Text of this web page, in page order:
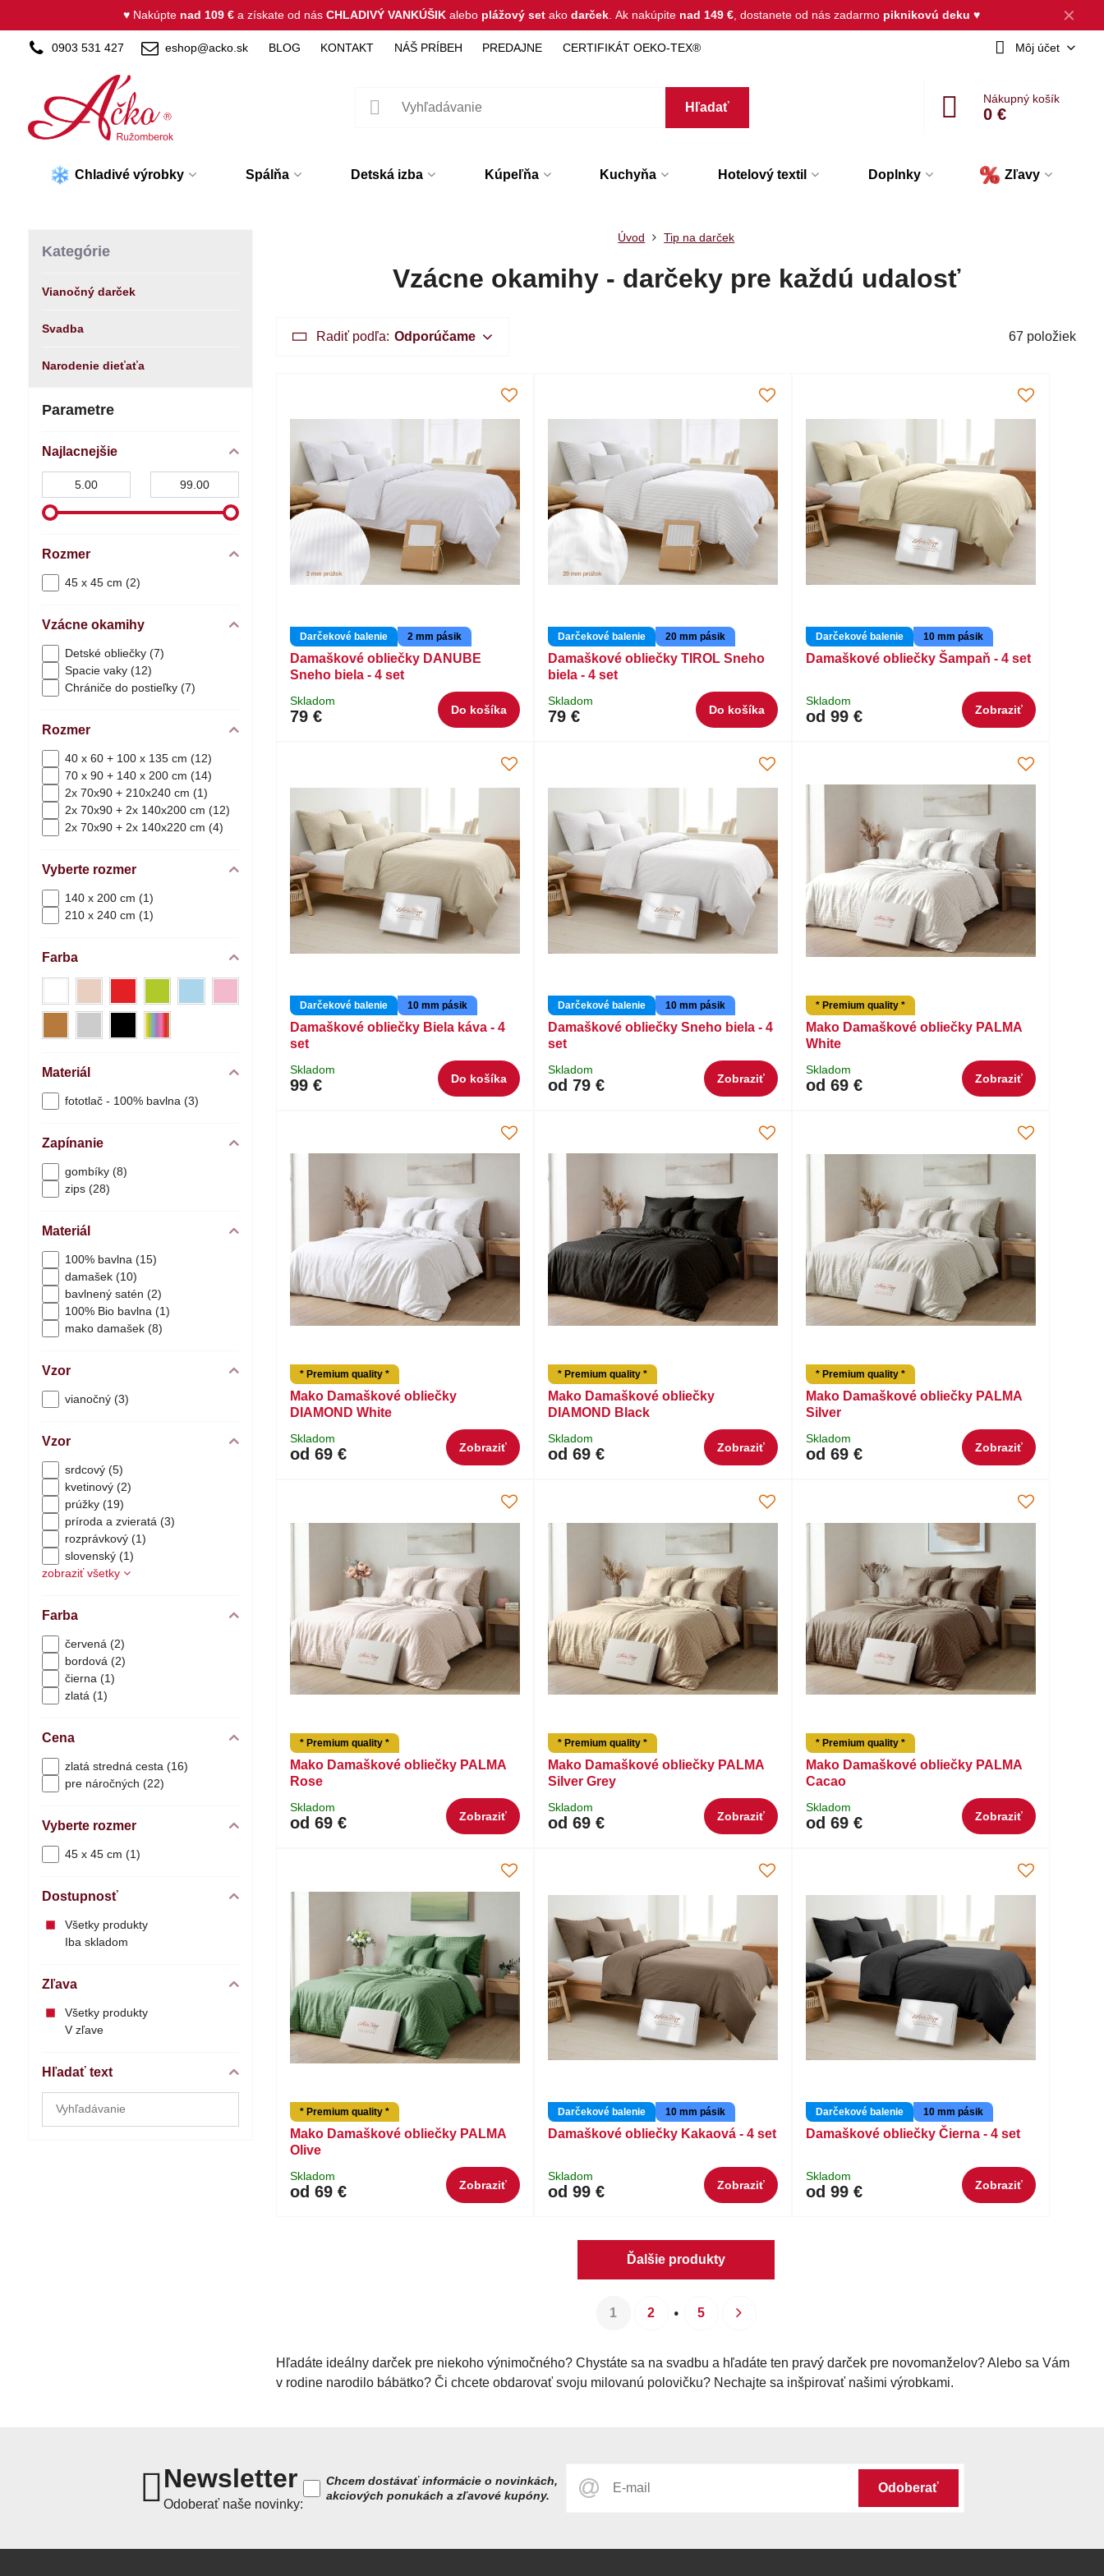
✕
♥ Nakúpte nad 109 € a získate od násCHLADIVÝ VANKÚŠIK alebo plážový set ako darček Ak nakúpite nad 149 € , dostanete od nás zadarmo piknikovú deku♥
0903 531 427 eshop@acko.sk BLOG KONTAKT NÁŠ PRÍBEH PREDAJNE CERTIFIKÁT OEKO-TEX® Môj účet
Hľadať
Nákupný košík
0 €
Chladivé výrobky Spálňa Detská izba Kúpeľňa Kuchyňa Hotelový textil Doplnky Zľavy
Úvod Tip na darček
Vzácne okamihy - darčeky pre každú udalosť
Radiť podľa: Odporúčame 67 položiek
Darčekové balenie 2 mm pásik
Damaškové obliečky DANUBE
Sneho biela - 4 set
Skladom
79 € Do košíka
Darčekové balenie 20 mm pásik
Damaškové obliečky TIROL Sneho
biela - 4 set
Skladom
79 € Do košíka
Darčekové balenie 10 mm pásik
Damaškové obliečky Šampaň - 4 set
Skladom
od 99 € Zobraziť
Darčekové balenie 10 mm pásik
Damaškové obliečky Biela káva - 4
set
Skladom
99 € Do košíka
Darčekové balenie 10 mm pásik
Damaškové obliečky Sneho biela - 4
set
Skladom
od 79 € Zobraziť
* Premium quality *
Mako Damaškové obliečky PALMA
White
Skladom
od 69 € Zobraziť
* Premium quality *
Mako Damaškové obliečky
DIAMOND White
Skladom
od 69 € Zobraziť
* Premium quality *
Mako Damaškové obliečky
DIAMOND Black
Skladom
od 69 € Zobraziť
* Premium quality *
Mako Damaškové obliečky PALMA
Silver
Skladom
od 69 € Zobraziť
* Premium quality *
Mako Damaškové obliečky PALMA
Rose
Skladom
od 69 € Zobraziť
* Premium quality *
Mako Damaškové obliečky PALMA
Silver Grey
Skladom
od 69 € Zobraziť
* Premium quality *
Mako Damaškové obliečky PALMA
Cacao
Skladom
od 69 € Zobraziť
* Premium quality *
Mako Damaškové obliečky PALMA
Olive
Skladom
od 69 € Zobraziť
Darčekové balenie 10 mm pásik
Damaškové obliečky Kakaová - 4 set
Skladom
od 99 € Zobraziť
Darčekové balenie 10 mm pásik
Damaškové obliečky Čierna - 4 set
Skladom
od 99 € Zobraziť
Ďalšie produkty
1 2 5
Hľadáte ideálny darček pre niekoho výnimočného? Chystáte sa na svadbu a hľadáte ten pravý darček pre novomanželov? Alebo sa Vám
v rodine narodilo bábätko? Či chcete obdarovať svoju milovanú polovičku? Nechajte sa inšpirovať našimi výrobkami.
Parametre
Najlacnejšie
Rozmer
45 x 45 cm (2)
Vzácne okamihy
Detské obliečky (7)
Spacie vaky (12)
Chrániče do postieľky (7)
Rozmer
40 x 60 + 100 x 135 cm (12)
70 x 90 + 140 x 200 cm (14)
2x 70x90 + 210x240 cm (1)
2x 70x90 + 2x 140x200 cm (12)
2x 70x90 + 2x 140x220 cm (4)
Vyberte rozmer
140 x 200 cm (1)
210 x 240 cm (1)
Farba
Materiál
fototlač - 100% bavlna (3)
Zapínanie
gombíky (8)
zips (28)
Materiál
100% bavlna (15)
damašek (10)
bavlnený satén (2)
100% Bio bavlna (1)
mako damašek (8)
Vzor
vianočný (3)
Vzor
srdcový (5)
kvetinový (2)
prúžky (19)
príroda a zvieratá (3)
rozprávkový (1)
slovenský (1)
zobraziť všetky
Farba
červená (2)
bordová (2)
čierna (1)
zlatá (1)
Cena
zlatá stredná cesta (16)
pre náročných (22)
Vyberte rozmer
45 x 45 cm (1)
Dostupnosť
Všetky produkty
Iba skladom
Zľava
Všetky produkty
V zľave
Hľadať text
Kategórie
Vianočný darček
Svadba
Narodenie dieťaťa
Newsletter
Odoberať naše novinky:
Odoberať
Chcem dostávať informácie o novinkách,
akciových ponukách a zľavové kupóny.